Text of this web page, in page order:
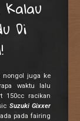
Kalau
Di
nongol juga ke
waktu lalu
150cc racikan
Suzuki Gixxer
pada fairing